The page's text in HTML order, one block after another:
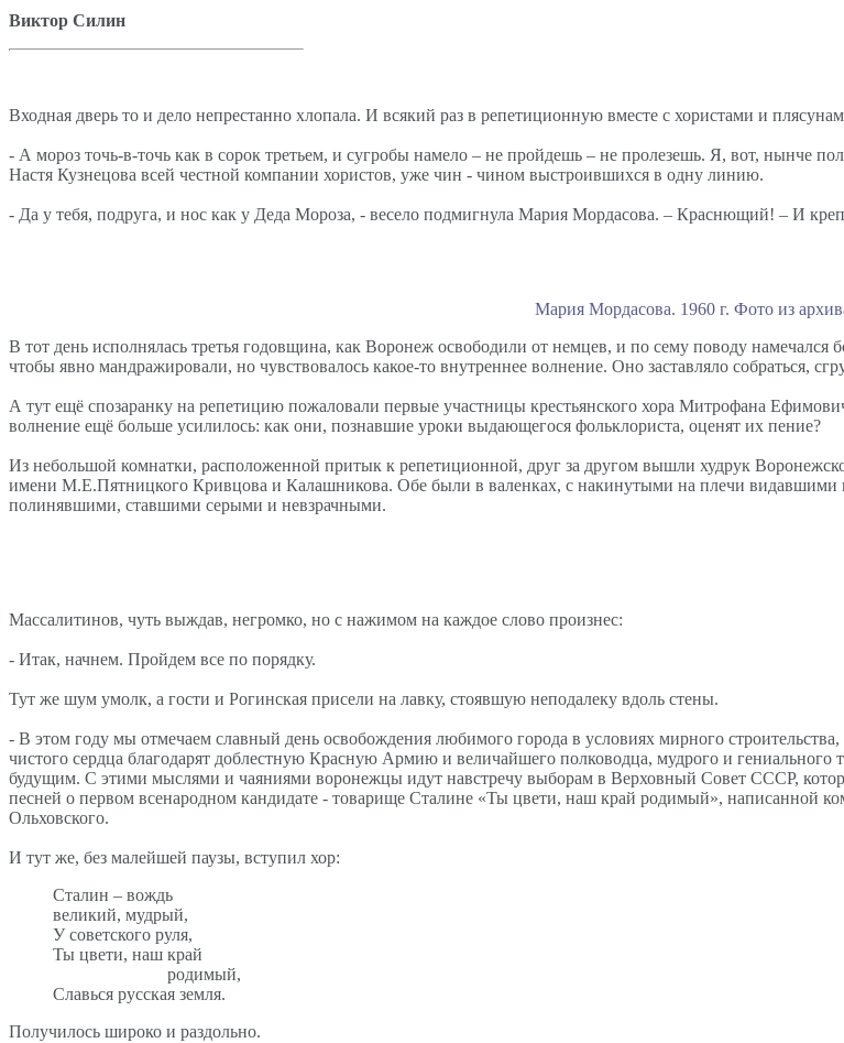
Виктор Силин
Входная дверь то и дело непрестанно хлопала. И всякий раз в репетиционную вместе с хористами и
- А мороз точь-в-точь как в сорок третьем, и сугробы намело – не пройдешь – не пролезешь. Я, вот, нынче
Настя Кузнецова всей честной компании хористов, уже чин - чином выстроившихся в одну линию.
- Да у тебя, подруга, и нос как у Деда Мороза, - весело подмигнула Мария Мордасова. – Краснющий! – И
Мария Мордасова. 1960 г. Фото из
В тот день исполнялась третья годовщина, как Воронеж освободили от немцев, и по сему поводу
чтобы явно мандражировали, но чувствовалось какое-то внутреннее волнение. Оно заставляло собраться,
А тут ещё спозаранку на репетицию пожаловали первые участницы крестьянского хора Митрофана
волнение ещё больше усилилось: как они, познавшие уроки выдающегося фольклориста, оценят их пение?
Из небольшой комнатки, расположенной притык к репетиционной, друг за другом вышли худрук
имени М.Е.Пятницкого Кривцова и Калашникова. Обе были в валенках, с накинутыми на плечи видавшими
полинявшими, ставшими серыми и невзрачными.
Массалитинов, чуть выждав, негромко, но с нажимом на каждое слово произнес:
- Итак, начнем. Пройдем все по порядку.
Тут же шум умолк, а гости и Рогинская присели на лавку, стоявшую неподалеку вдоль стены.
- В этом году мы отмечаем славный день освобождения любимого города в условиях мирного
чистого сердца благодарят доблестную Красную Армию и величайшего полководца, мудрого и
будущим. С этими мыслями и чаяниями воронежцы идут навстречу выборам в Верховный Совет СССР,
песней о первом всенародном кандидате - товарище Сталине «Ты цвети, наш край родимый», написанной
Ольховского.
И тут же, без малейшей паузы, вступил хор:
Сталин – вождь
великий, мудрый,
У советского руля,
Ты цвети, наш край
родимый,
Славься русская земля.
Получилось широко и раздольно.